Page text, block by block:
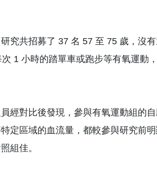
究共招募了 37 名 57 至 75 歲，沒
1 小時的踏單車或跑步等有氧運動
經對比後發現，參與有氧運動組的
定區域的血流量，都較參與研究前
組佳。